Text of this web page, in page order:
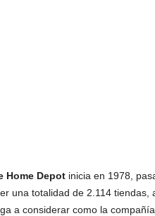
Home Depotinicia en 1978,
una totalidad de 2.114
a considerar como la